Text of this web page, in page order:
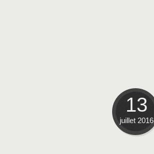
13
juillet 2016